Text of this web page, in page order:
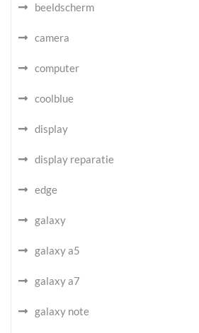
beeldscherm
camera
computer
coolblue
display
display reparatie
edge
galaxy
galaxy a5
galaxy a7
galaxy note